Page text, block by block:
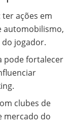
ter ações em
automobilismo,
jogador.
pode fortalecer
clubes de
mercado do